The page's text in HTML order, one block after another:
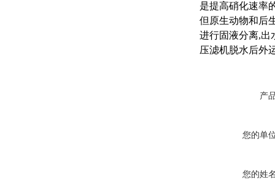
是提高硝化速率
但原生动物和后
进行固液分离,出
压滤机脱水后外
产
您的单
您的姓